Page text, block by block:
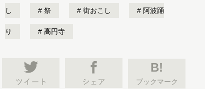
し 祭 街おこし 阿波踊
り 高円寺
B!
ブックマーク